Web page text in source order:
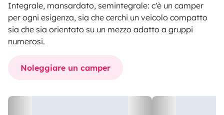
Integrale, mansardato, semintegrale: c'è un camper
per ogni esigenza, sia che cerchi un veicolo compatto
sia che sia orientato su un mezzo adatto a gruppi
numerosi.
Noleggiare un camper